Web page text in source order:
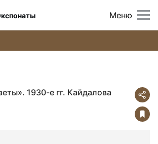
Меню
1930-е гг. Кайдалова